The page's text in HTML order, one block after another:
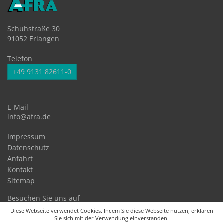
Schuhstraße 30
91052 Erlangen
Telefon
+49 9131 82611-0
E-Mail
info@afra.de
Impressum
Datenschutz
Anfahrt
Kontakt
Sitemap
Besuchen Sie uns auf
Diese Webseite verwendet Cookies. Indem Sie diese Webseite nutzen, erklären
Sie sich mit der Verwendung einverstanden.